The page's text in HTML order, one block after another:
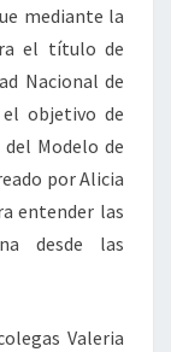
mediante la
el título de
Nacional de
objetivo de
Modelo de
por Alicia
entender las
desde las
Valeria